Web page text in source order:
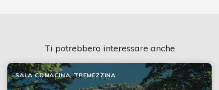
Ti potrebbero interessare anche
SALA COMACINA, TREMEZZINA